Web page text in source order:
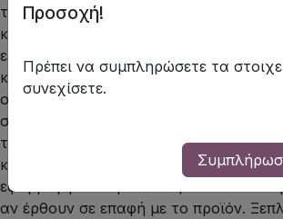
τατουάζ μαύρης χένας μπορεί να σας
κίνδυνο αλλεργίας. Μη βάφετε τα
εξάνθημα στο πρόσωπό σας ή
και πληγωμένο τριχωτό της κεφαλής,
οποιαδήποτε αντίδραση μετά το
σας, έχετε παρατηρήσει αντίδραση σε
τατουάζ μαύρης χένας στο παρελθόν.
κάνετε το τεστ ευαισθησίας 48 ώρες
εφαρμογή του προϊόντος. Ξεπλύνετε
αν έρθουν σε επαφή με το προϊόν.
Προσοχή!
Πρέπει να συμπληρώσετε τα
συνεχίσετε.